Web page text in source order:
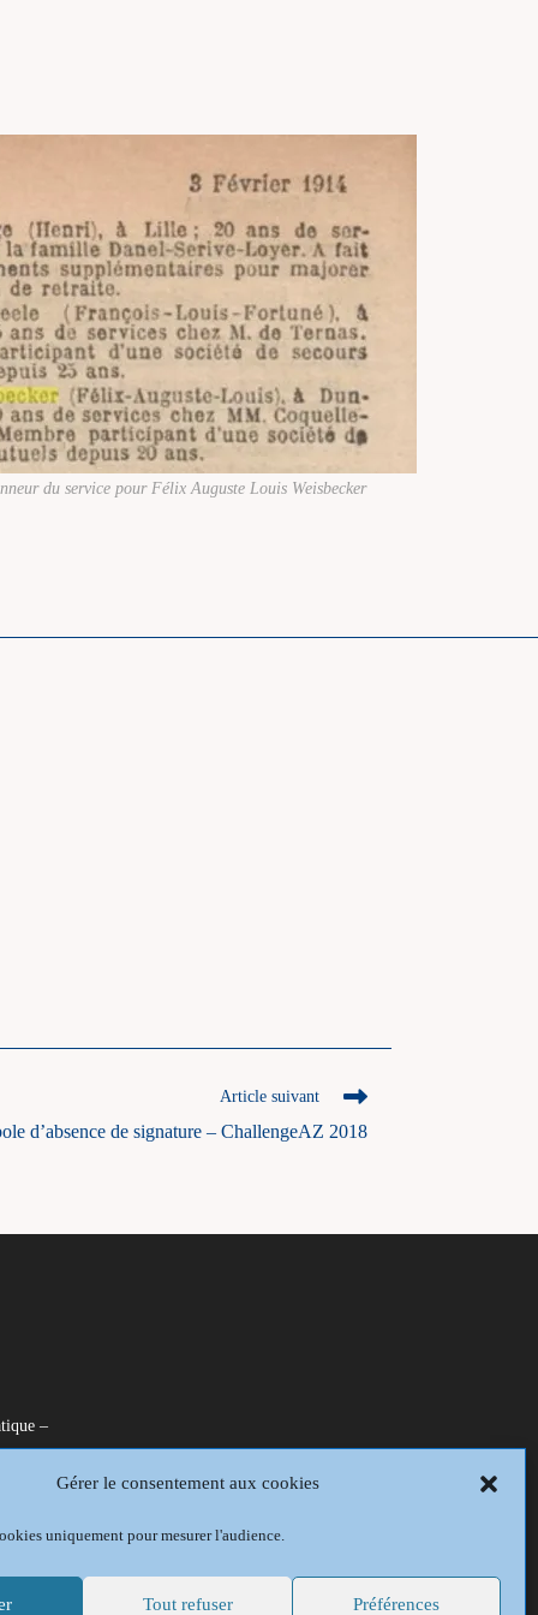
Gérer le consentement aux cookies
uniquement pour mesurer l'audience.
Tout refuser Préférences
du service pour Félix Auguste Louis Weisbecker
Article suivant
d’absence de signature – ChallengeAZ 2018
–